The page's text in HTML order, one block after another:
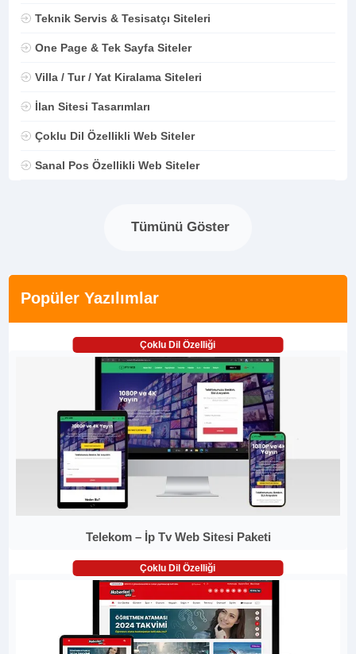
Teknik Servis & Tesisatçı Siteleri
One Page & Tek Sayfa Siteler
Villa / Tur / Yat Kiralama Siteleri
İlan Sitesi Tasarımları
Çoklu Dil Özellikli Web Siteler
Sanal Pos Özellikli Web Siteler
Tümünü Göster
Popüler Yazılımlar
Çoklu Dil Özelliği
Telekom – İp Tv Web Sitesi Paketi
Çoklu Dil Özelliği